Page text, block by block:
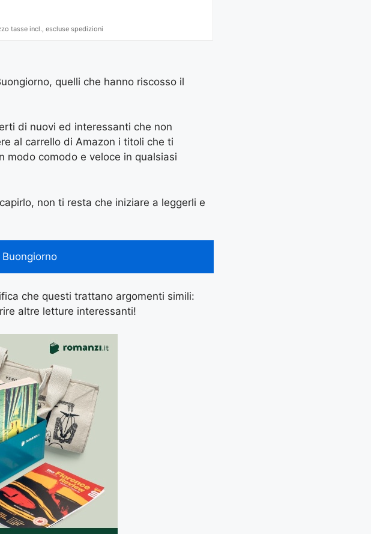
tasse incl., escluse spedizioni
quelli che hanno riscosso il
di nuovi ed interessanti che non
al carrello di Amazon i titoli che ti
modo comodo e veloce in qualsiasi
non ti resta che iniziare a leggerli e
che questi trattano argomenti simili:
altre letture interessanti!